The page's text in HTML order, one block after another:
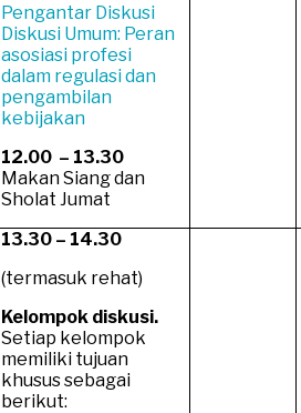
Pengantar Diskusi
Diskusi Umum: Peran
asosiasi profesi
dalam regulasi dan
pengambilan
kebijakan
12.00 – 13.30
Makan Siang dan
Sholat Jumat
13.30 – 14.30
(termasuk rehat)
Kelompok diskusi.
Setiap kelompok
memiliki tujuan
khusus sebagai
berikut: